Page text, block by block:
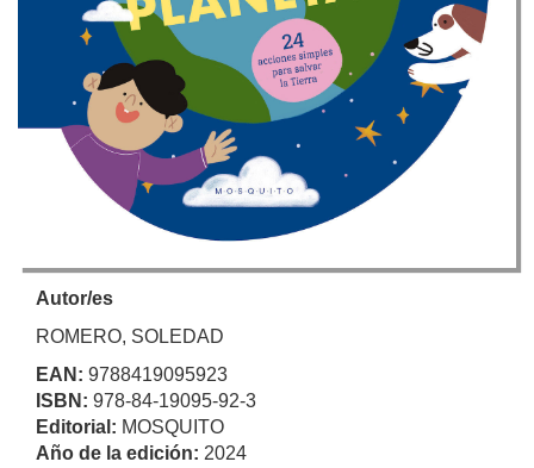
Autor/es
ROMERO, SOLEDAD
EAN: 9788419095923
ISBN: 978-84-19095-92-3
Editorial: MOSQUITO
Año de la edición: 2024